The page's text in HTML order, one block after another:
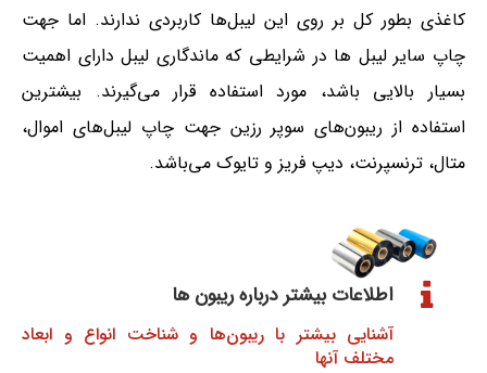
کاغذی بطور کل بر روی این لیبل‌ها کاربردی ندارند. اما جهت
چاپ سایر لیبل ها در شرایطی که ماندگاری لیبل دارای اهمیت
بسیار بالایی باشد، مورد استفاده قرار می‌گیرند. بیشترین
استفاده از ریبون‌های سوپر رزین جهت چاپ لیبل‌های اموال،
متال، ترنسپرنت، دیپ فریز و تایوک می‌باشد.
اطلاعات بیشتر درباره ریبون ها
آشنایی بیشتر با ریبون‌ها و شناخت انواع و ابعاد
مختلف آنها